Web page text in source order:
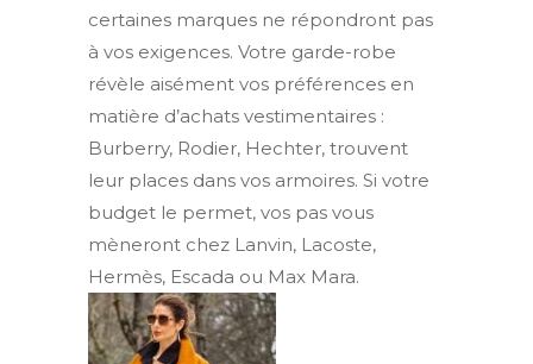
certaines marques ne répondront pas
à vos exigences. Votre garde-robe
révèle aisément vos préférences en
matière d’achats vestimentaires :
Burberry, Rodier, Hechter, trouvent
leur places dans vos armoires. Si votre
budget le permet, vos pas vous
mèneront chez Lanvin, Lacoste,
Hermès, Escada ou Max Mara.